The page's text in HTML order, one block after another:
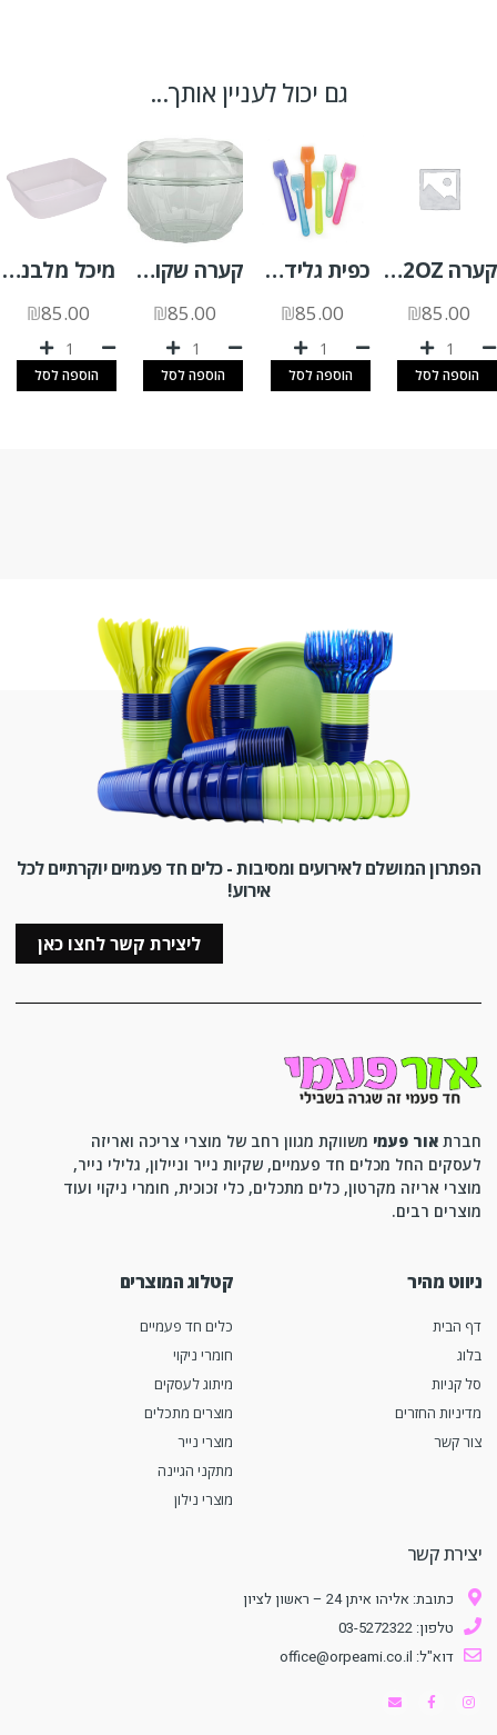
גם יכול לעניין אותך...
קערה 32OZ קנה סוכר 500 יח'
₪85.00
הוספה לסל
כפית גלידה צבעוני 1 ק"ג
₪85.00
הוספה לסל
קערה שקופה SLR1000 +מכסה צמוד 200 יח'
₪85.00
הוספה לסל
מיכל מלבני 1 ליטר (G) שקוף 200 יח'
₪85.00
הוספה לסל
הפתרון המושלם לאירועים ומסיבות - כלים חד פעמיים יוקרתיים לכל
אירוע!
ליצירת קשר לחצו כאן
חברת אור פעמי משווקת מגוון רחב של מוצרי צריכה ואריזה
לעסקים החל מכלים חד פעמיים, שקיות נייר וניילון, גלילי נייר,
מוצרי אריזה מקרטון, כלים מתכלים, כלי זכוכית, חומרי ניקוי ועוד
מוצרים רבים.
ניווט מהיר
דף הבית
בלוג
סל קניות
מדיניות החזרים
צור קשר
קטלוג המוצרים
כלים חד פעמיים
חומרי ניקוי
מיתוג לעסקים
מוצרים מתכלים
מוצרי נייר
מתקני הגיינה
מוצרי נילון
יצירת קשר
כתובת: אליהו איתן 24 – ראשון לציון
טלפון: 03-5272322
דוא"ל: office@orpeami.co.il